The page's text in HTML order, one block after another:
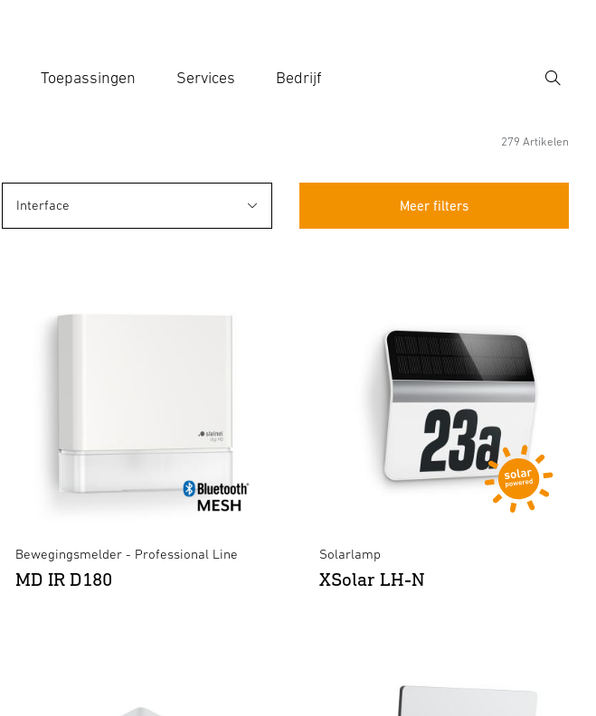
Toepassingen Services Bedrijf
Zoek
279 Artikelen
Meer filters
Interface
Bewegingsmelder - Professional Line
MD IR D180
Solarlamp
XSolar LH-N